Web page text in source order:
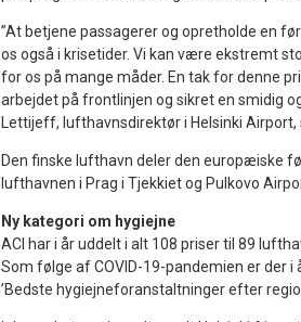
”At betjene passagerer og opretholde en
os også i krisetider. Vi kan være ekstremt
for os på mange måder. En tak for denne
arbejdet på frontlinjen og sikret en smidig
Lettijeff, lufthavnsdirektør i Helsinki Airport,
Den finske lufthavn deler den europæiske
lufthavnen i Prag i Tjekkiet og Pulkovo
Ny kategori om hygiejne
ACI har i år uddelt i alt 108 priser til 89
Som følge af COVID-19-pandemien er der
’Bedste hygiejneforanstaltninger efter